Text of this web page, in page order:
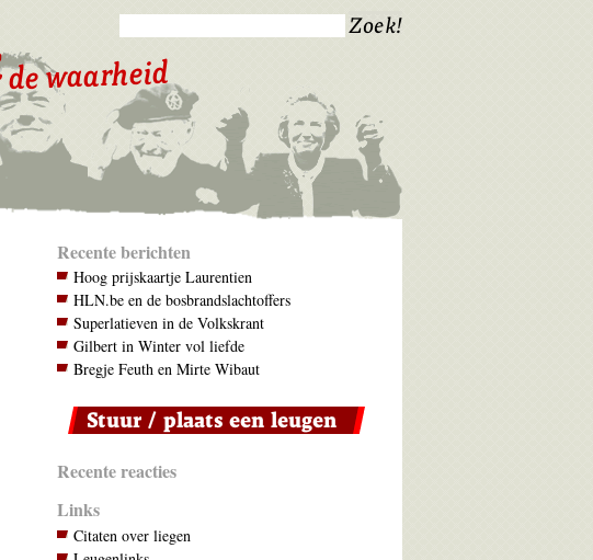
Recente berichten
Hoog prijskaartje Laurentien
HLN.be en de bosbrandslachtoffers
Superlatieven in de Volkskrant
Gilbert in Winter vol liefde
Bregje Feuth en Mirte Wibaut
Recente reacties
Links
Citaten over liegen